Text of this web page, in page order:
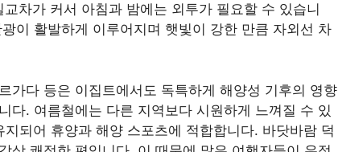
차가 커서 아침과 밤에는 외투가 필요할 수 있습니
이 활발하게 이루어지며 햇빛이 강한 만큼 자외선 차
가다 등은 이집트에서도 독특하게 해양성 기후의 영향
다. 여름철에는 다른 지역보다 시원하게 느껴질 수 있
되어 휴양과 해양 스포츠에 적합합니다. 바닷바람 덕